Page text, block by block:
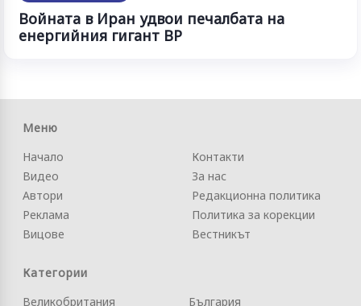
Войната в Иран удвои печалбата на
енергийния гигант BP
Меню
Начало
Видео
Автори
Реклама
Вицове
Контакти
За нас
Редакционна политика
Политика за корекции
Вестникът
Категории
Великобритания
България